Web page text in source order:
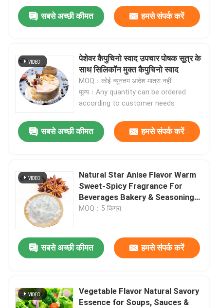
एक संदेश छोड़ें
सबसे अच्छी कीमत हमसे संपर्क करें
पेशेवर कैपुचिनो स्वाद उपचार पोषक सूत्र के
साथ सिलिकॉन मुक्त कैपुचिनो स्वाद
MOQ：कोई न्यूनतम आदेश मात्रा नहीं
मूल्य：Any quantity can be ordered
according to customer needs
सबसे अच्छी कीमत हमसे संपर्क करें
Natural Star Anise Flavor Warm
Sweet-Spicy Fragrance For
Beverages Bakery & Seasoning
Applications
MOQ：5 किग्रा
सबसे अच्छी कीमत हमसे संपर्क करें
Vegetable Flavor Natural Savory
Essence for Soups, Sauces &